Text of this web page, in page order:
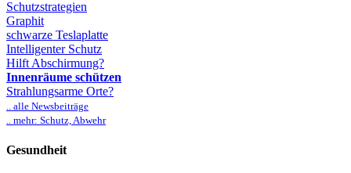
Schutzstrategien
Graphit
schwarze Teslaplatte
Intelligenter Schutz
Hilft Abschirmung?
Innenräume schützen
Strahlungsarme Orte?
.. alle Newsbeiträge
.. mehr: Schutz, Abwehr
Gesundheit